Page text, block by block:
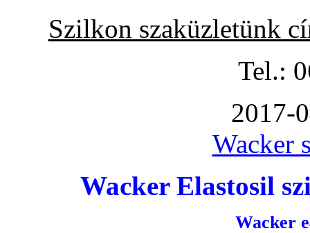
Szilkon szaküzletünk
Tel.:
2017-
Wacker
Wacker Elastosil
Wacker